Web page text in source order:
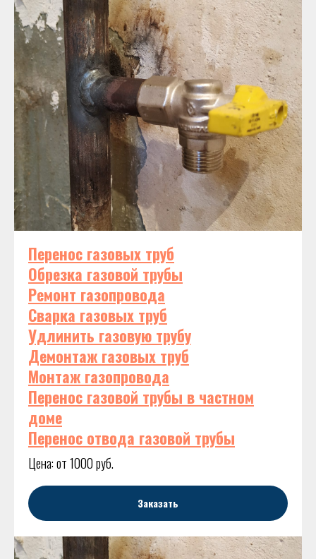
Перенос газовых труб
Обрезка газовой трубы
Ремонт газопровода
Сварка газовых труб
Удлинить газовую трубу
Демонтаж газовых труб
Монтаж газопровода
Перенос газовой трубы в частном
доме
Перенос отвода газовой трубы
Цена: от 1000 руб.
Заказать